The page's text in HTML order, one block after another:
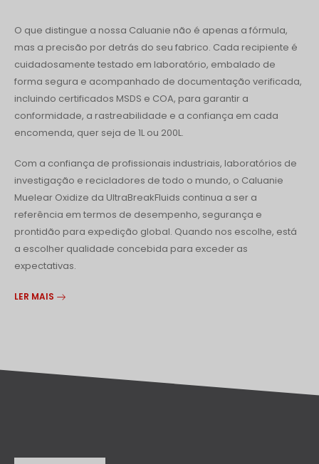
O que distingue a nossa Caluanie não é apenas a fórmula,
mas a precisão por detrás do seu fabrico. Cada recipiente é
cuidadosamente testado em laboratório, embalado de
forma segura e acompanhado de documentação verificada,
incluindo certificados MSDS e COA, para garantir a
conformidade, a rastreabilidade e a confiança em cada
encomenda, quer seja de 1L ou 200L.
Com a confiança de profissionais industriais, laboratórios de
investigação e recicladores de todo o mundo, o Caluanie
Muelear Oxidize da UltraBreakFluids continua a ser a
referência em termos de desempenho, segurança e
prontidão para expedição global. Quando nos escolhe, está
a escolher qualidade concebida para exceder as
expectativas.
LER MAIS